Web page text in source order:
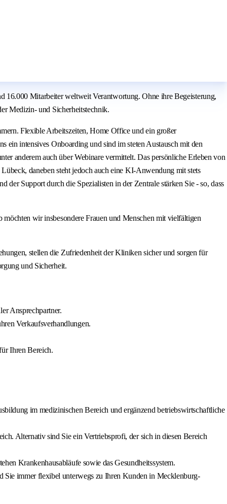
16.000 Mitarbeiter weltweit Verantwortung. Ohne ihre Begeisterung,
Medizin- und Sicherheitstechnik.
Flexible Arbeitszeiten, Home Office und ein großer
ein intensives Onboarding und sind im steten Austausch mit den
anderem auch über Webinare vermittelt. Das persönliche Erleben von
daneben steht jedoch auch eine KI-Anwendung mit stets
der Support durch die Spezialisten in der Zentrale stärken Sie - so, dass
wir insbesondere Frauen und Menschen mit vielfältigen
stellen die Zufriedenheit der Kliniken sicher und sorgen für
und Sicherheit.
Ansprechpartner.
Verkaufsverhandlungen.
Ihren Bereich.
im medizinischen Bereich und ergänzend betriebswirtschaftliche
Alternativ sind Sie ein Vertriebsprofi, der sich in diesen Bereich
Krankenhausabläufe sowie das Gesundheitssystem.
Sie immer flexibel unterwegs zu Ihren Kunden in Mecklenburg-